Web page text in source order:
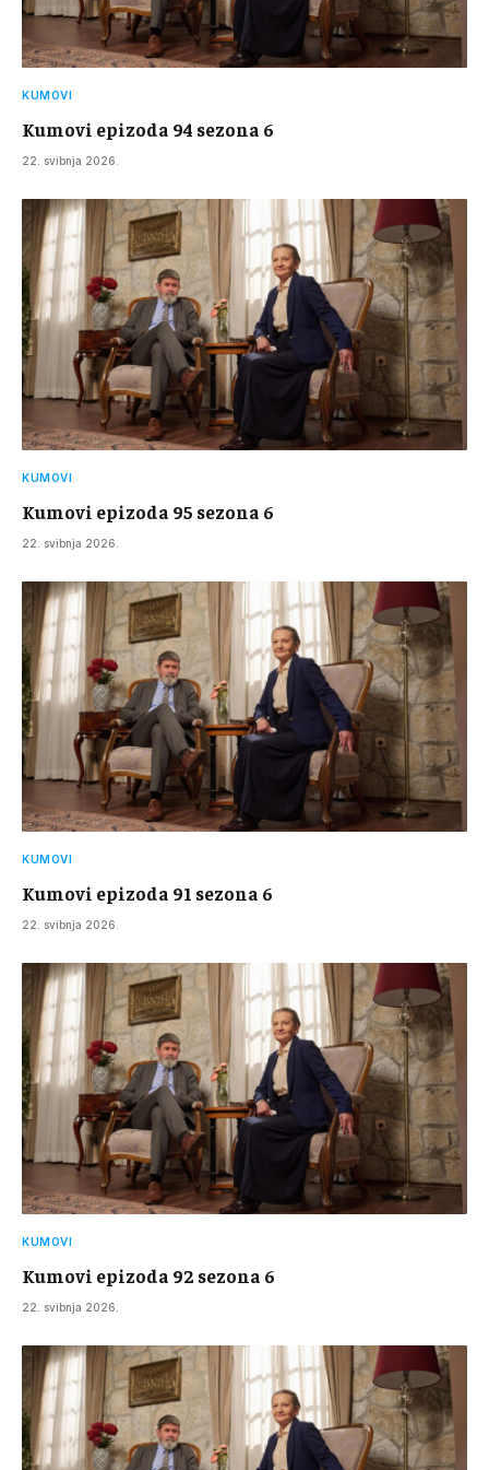
KUMOVI
Kumovi epizoda 94 sezona 6
22. svibnja 2026.
KUMOVI
Kumovi epizoda 95 sezona 6
22. svibnja 2026.
KUMOVI
Kumovi epizoda 91 sezona 6
22. svibnja 2026.
KUMOVI
Kumovi epizoda 92 sezona 6
22. svibnja 2026.